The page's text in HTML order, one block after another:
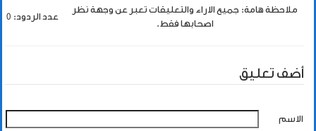
ملاحظة هامة: جميع الاراء والتعليقات تعبر عن وجهة نظر
اصحابها فقط.
عدد الردود: 0
أضف تعليق
الاسم